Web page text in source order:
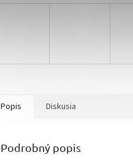
Popis Diskusia
Podrobný popis